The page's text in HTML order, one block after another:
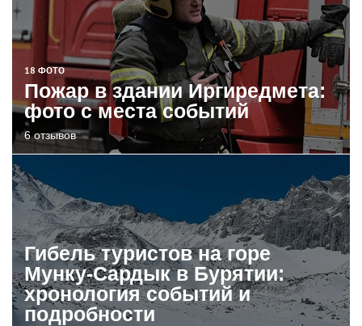
18 ФОТО
Пожар в здании Иргиредмета:
фото с места событий
6 отзывов
Гибель туристов на горе
Мунку-Сардык в Бурятии:
хронология событий и
подробности